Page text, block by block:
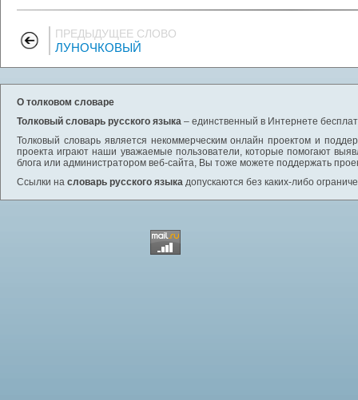
ПРЕДЫДУЩЕЕ СЛОВО
ЛУНОЧКОВЫЙ
О толковом словаре
Толковый словарь русского языка – единственный в Интернете
Толковый словарь является некоммерческим онлайн проектом и
проекта играют наши уважаемые пользователи, которые помогают
блога или администратором веб-сайта, Вы тоже можете поддержать
Ссылки на словарь русского языка допускаются без каких-либо